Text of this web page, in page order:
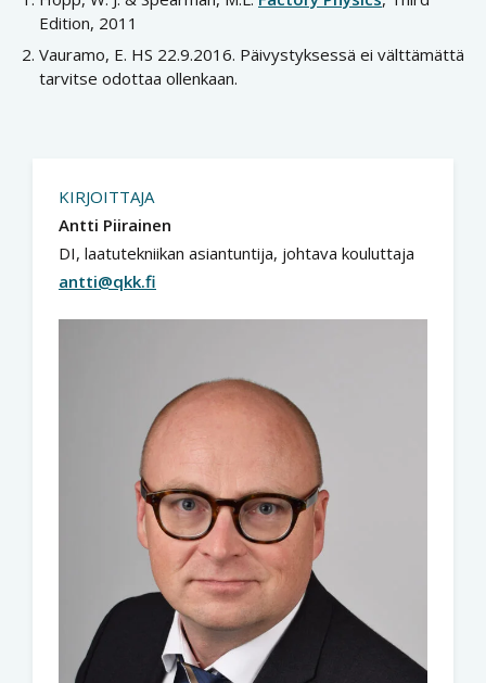
Edition, 2011
Vauramo, E. HS 22.9.2016. Päivystyksessä ei välttämättä
tarvitse odottaa ollenkaan.
KIRJOITTAJA
Antti Piirainen
DI, laatutekniikan asiantuntija, johtava kouluttaja
antti@qkk.fi